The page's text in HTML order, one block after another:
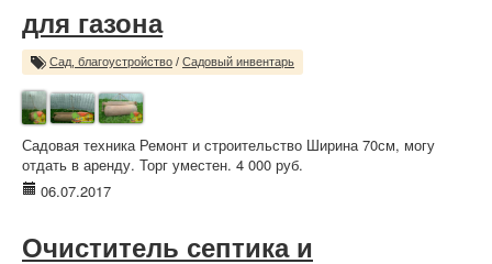
для газона
Сад, благоустройство / Садовый инвентарь
Садовая техника Ремонт и строительство Ширина 70см, могу
отдать в аренду. Торг уместен. 4 000 руб.
06.07.2017
Очиститель септика и